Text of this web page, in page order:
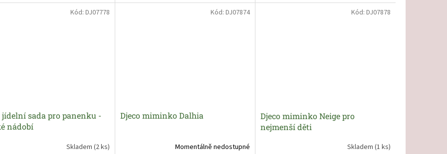
jídelní sada pro panenku -
nádobí
Skladem (2 ks)
Kód: DJ07778
Djeco miminko Dalhia
Momentálně nedostupné
Kód: DJ07874
Djeco miminko Neige pro
nejmenší děti
Skladem (1 ks)
Kód: DJ07878